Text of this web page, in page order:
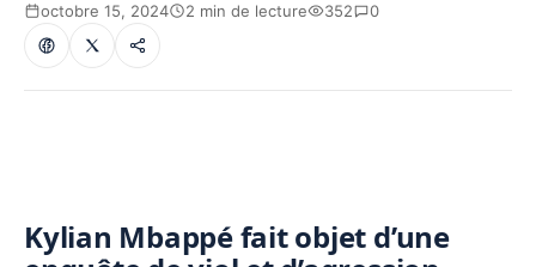
octobre 15, 2024 2 min de lecture 352 0
Kylian Mbappé fait objet d’une